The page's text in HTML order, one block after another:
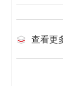
查看更